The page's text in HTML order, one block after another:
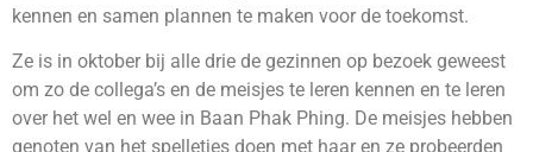
kennen en samen plannen te maken voor de toekomst.
Ze is in oktober bij alle drie de gezinnen op bezoek geweest
om zo de collega’s en de meisjes te leren kennen en te leren
over het wel en wee in Baan Phak Phing. De meisjes hebben
genoten van het spelletjes doen met haar en ze probeerden